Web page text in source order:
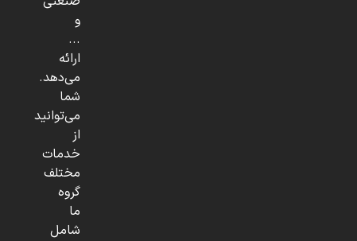
و
...
ارائه
می‌دهد.
شما
می‌توانید
از
خدمات
مختلف
گروه
ما
شامل